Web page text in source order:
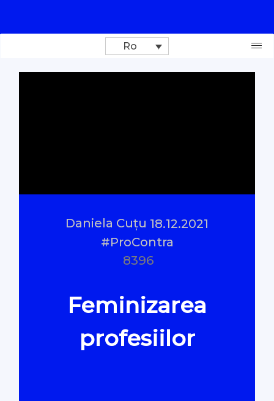
Documentare
Oamenii Legii
Ro
Daniela Cuțu 18.12.2021
#ProContra
8396
Feminizarea
profesiilor